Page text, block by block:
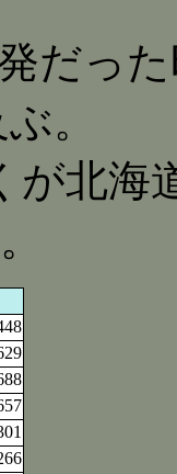
だった
。
が北海